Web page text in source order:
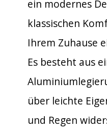
ein modernes
klassischen
Ihrem Zuhause
Es besteht aus
über leichte
und Regen